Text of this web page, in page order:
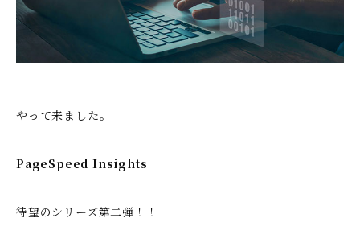
やって来ました。
PageSpeed Insights
待望のシリーズ第二弾！！